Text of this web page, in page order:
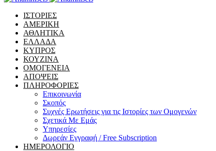
ΙΣΤΟΡΙΕΣ
ΑΜΕΡΙΚΗ
ΑΘΛΗΤΙΚΑ
ΕΛΛΑΔΑ
ΚΥΠΡΟΣ
ΚΟΥΖΙΝΑ
ΟΜΟΓΕΝΕΙΑ
ΑΠΟΨΕΙΣ
ΠΛΗΡΟΦΟΡΙΕΣ
Επικοινωνία
Σκοπός
Συχνές Ερωτήσεις για τις Ιστορίες των Ομογενών
Σχετικά Με Εμάς
Υπηρεσίες
Δωρεάν Εγγραφή / Free Subscription
ΗΜΕΡΟΛΟΓΙΟ